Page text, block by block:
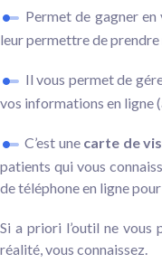
Permet de gagner
leur permettre de
Il vous permet de
vos informations en ligne
C’est une carte de
patients qui vous
de téléphone en ligne
Si a priori l’outil ne vous
réalité, vous connaissez.